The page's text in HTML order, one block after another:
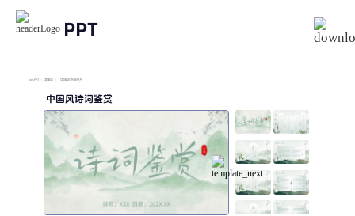
PPT
imyPPT / 中国风 / 中国风诗词鉴赏
中国风诗词鉴赏